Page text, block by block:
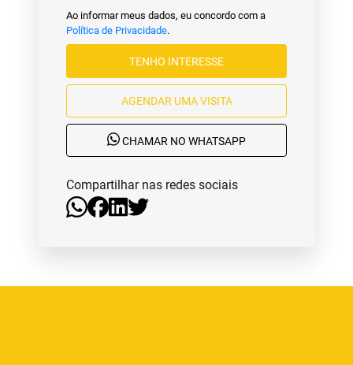
Ao informar meus dados, eu concordo com a
Política de Privacidade.
TENHO INTERESSE
AGENDAR UMA VISITA
CHAMAR NO WHATSAPP
Compartilhar nas redes sociais